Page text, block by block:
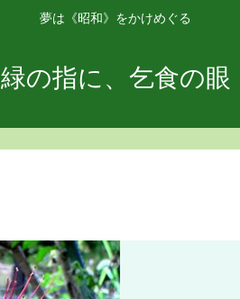
夢は《昭和》をかけめぐる
緑の指に、乞食の眼